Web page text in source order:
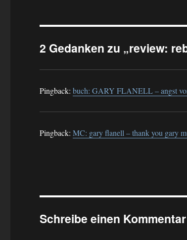
2 Gedanken zu „review:
Pingback:buch: GARY FLANELL – angst
Pingback:MC: gary flanell – thank you gary
Schreibe einen Kommentar